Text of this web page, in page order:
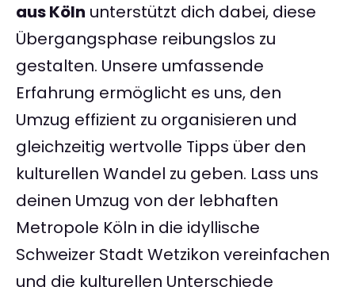
aus Köln unterstützt dich dabei, diese
Übergangsphase reibungslos zu
gestalten. Unsere umfassende
Erfahrung ermöglicht es uns, den
Umzug effizient zu organisieren und
gleichzeitig wertvolle Tipps über den
kulturellen Wandel zu geben. Lass uns
deinen Umzug von der lebhaften
Metropole Köln in die idyllische
Schweizer Stadt Wetzikon vereinfachen
und die kulturellen Unterschiede